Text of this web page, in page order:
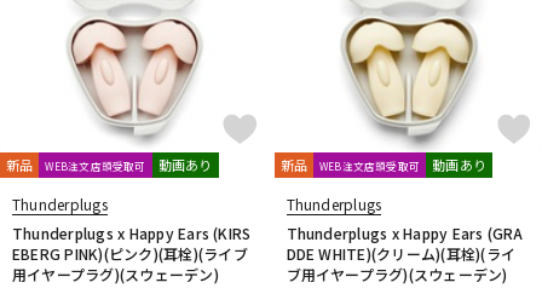
OVERLOUD Oyaide PG Music
Pitch Innovations
Plugin Alliance
POLYVERSE Positive Grid
PreSonus
PrismSound
PROJECT SAM
Radial
Rational Acoustics
Rob Papen Roland
ROLI
RUPERT NEVE DESIGNS
SANWA SUPPLY serato
SHURE
SLATE AUDIO
SlateDigital Softube
Sonarworks
Sonic Studio
Sonnox SoundToys
SPECTRASONICS
新品 WEB注文店頭受取可 動画あり
Thunderplugs
Thunderplugs x Happy Ears (KIRS
EBERG PINK)(ピンク)(耳栓)(ライブ
用イヤープラグ)(スウェーデン)
新品 WEB注文店頭受取可 動画あり
Thunderplugs
Thunderplugs x Happy Ears (GRA
DDE WHITE)(クリーム)(耳栓)(ライ
ブ用イヤープラグ)(スウェーデン)